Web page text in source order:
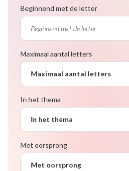
Beginnend met de letter
Maximaal aantal letters
Maximaal aantal letters
In het thema
In het thema
Met oorsprong
Met oorsprong